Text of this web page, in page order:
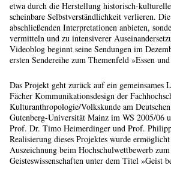
etwa durch die Herstellung historisch-
scheinbare Selbstverständlichkeit verlieren.
abschließenden Interpretationen anbieten,
vermitteln und zu intensiverer
Videoblog beginnt seine Sendungen im
ersten Sendereihe zum Themenfeld »Essen
Das Projekt geht zurück auf ein gemeinsames
Fächer Kommunikationsdesign der
Kulturanthropologie/Volkskunde am
Gutenberg-Universität Mainz im WS 2005/06
Prof. Dr. Timo Heimerdinger und Prof.
Realisierung dieses Projektes wurde
Auszeichnung beim Hochschulwettbewerb
Geisteswissenschaften unter dem Titel »Geist